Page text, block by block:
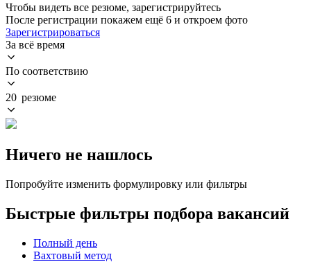
Чтобы видеть все резюме, зарегистрируйтесь
После регистрации покажем ещё 6 и откроем фото
Зарегистрироваться
За всё время
По соответствию
20 резюме
Ничего не нашлось
Попробуйте изменить формулировку или фильтры
Быстрые фильтры подбора вакансий
Полный день
Вахтовый метод